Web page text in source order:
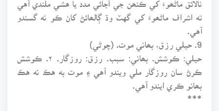
ته اشراف ماڻھوءَ کي گهٽ وڌ ڳالھائڻ کان ڪو نه گسندو
آهي.
ڪرڻ سان روزگار ملي ويندو آهي ۽ موت به هڪ نه هڪ
بھانو ڪري ايندو آهي.
***